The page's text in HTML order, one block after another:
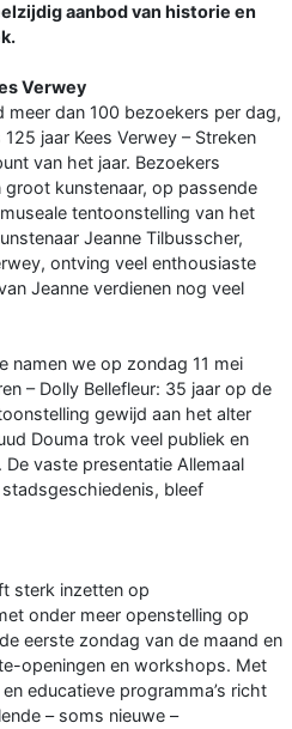
aanbod van historie en
Verwey
dan 100 bezoekers per dag,
jaar Kees Verwey – Streken
van het jaar. Bezoekers
groot kunstenaar, op passende
tentoonstelling van het
Jeanne Tilbusscher,
ontving veel enthousiaste
Jeanne verdienen nog veel
namen we op zondag 11 mei
– Dolly Bellefleur: 35 jaar op de
gewijd aan het alter
Douma trok veel publiek en
vaste presentatie Allemaal
bleef
sterk inzetten op
onder meer openstelling op
eerste zondag van de maand en
openingen en workshops. Met
educatieve programma’s richt
– soms nieuwe –